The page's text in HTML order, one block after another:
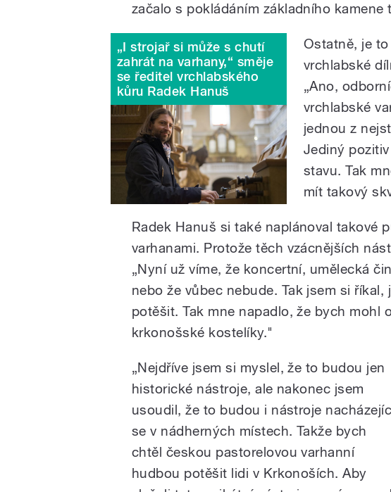
začalo s pokládáním základního
„I strojař si může s chutí
zahrát na varhany,“ směje
se ředitel vrchlabského
kůru Radek Hanuš
Ostatně, je
vrchlabské
„Ano,
vrchlabské
jednou z
Jediný
stavu. Tak
mít takový
Radek Hanuš si také naplánoval takové
varhanami. Protože těch vzácnějších
„Nyní už víme, že koncertní, umělecká
nebo že vůbec nebude. Tak jsem si
potěšit. Tak mne napadlo, že bych mohl
krkonošské kostelíky."
„Nejdříve jsem si myslel, že to budou jen
historické nástroje, ale nakonec jsem
usoudil, že to budou i nástroje
se v nádherných místech. Takže bych
chtěl českou pastorelovou varhanní
hudbou potěšit lidi v Krkonoších. Aby